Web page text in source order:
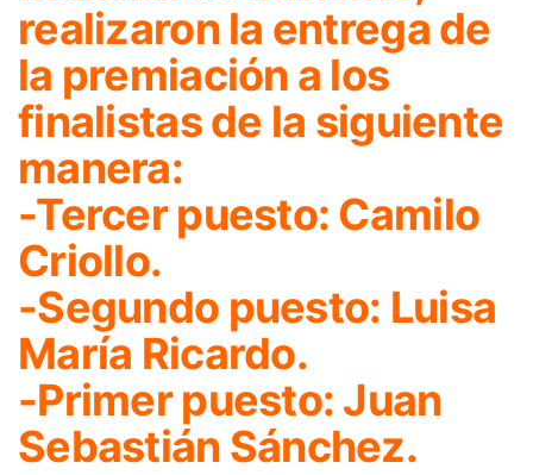
realizaron la entrega de
la premiación a los
finalistas de la siguiente
manera:
-Tercer puesto: Camilo
Criollo.
-Segundo puesto: Luisa
María Ricardo.
-Primer puesto: Juan
Sebastián Sánchez.